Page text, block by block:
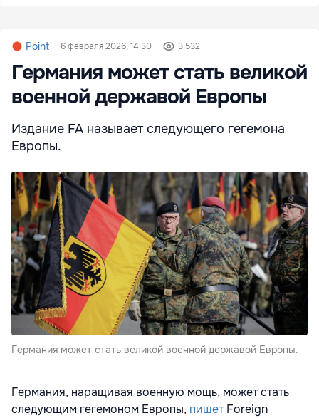
Point 6 февраля 2026, 14:30 3 532
Германия может стать великой
военной державой Европы
Издание FA называет следующего гегемона
Европы.
Германия может стать великой военной державой Европы.
Германия, наращивая военную мощь, может стать
следующим гегемоном Европы, пишет Foreign